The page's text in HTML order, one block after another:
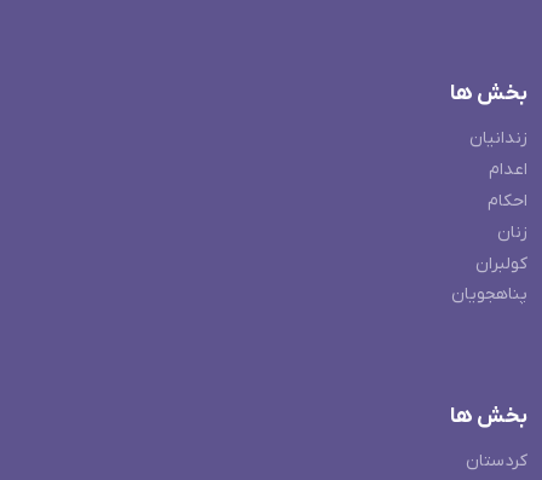
بخش ها
زندانیان
اعدام
احکام
زنان
کولبران
پناهجویان
بخش ها
کردستان